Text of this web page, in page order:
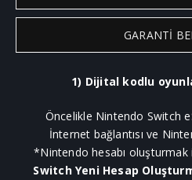
GARANTİ
1) Dijital kodlu
Öncelikle Nintendo Switch
İnternet bağlantısı ve
*Nintendo hesabı oluşturmak
Switch Yeni Hesap